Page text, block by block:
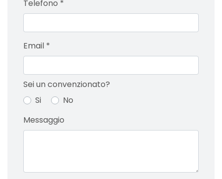
Telefono *
Email *
Sei un convenzionato?
Si
No
Messaggio